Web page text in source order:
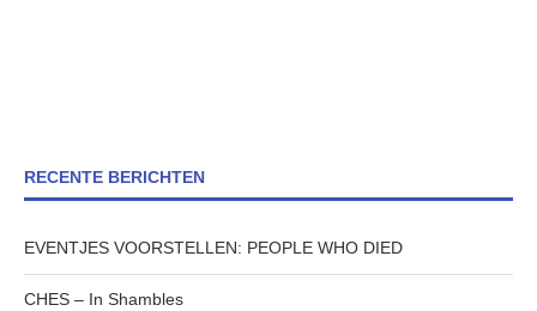
RECENTE BERICHTEN
EVENTJES VOORSTELLEN: PEOPLE WHO DIED
CHES – In Shambles